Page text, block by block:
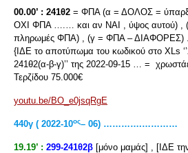
00.00’ : 241θ2 = ΦΠΑ (α = ΔΟΛΟΣ =
ΟΧΙ ΦΠΑ ….… και αν ΝΑΙ , ύψος αυτού) ,
πληρωμές ΦΠΑ) , (γ = ΦΠΑ – ΔΙΑΦΟΡΕΣ)
{ΙΔΕ το αποτύπωμα του κωδικού στο XLs
241θ2(α-β-γ)’’ της 2022-09-15 … =
Τερζίδου 75.000€
youtu.be/BO_e0jsqRgE
440γ ( 2022-10ος– 06) ………….…………
19.19’ : 299-241θ2β [μόνο μαμάς] , [ΙΔΕ